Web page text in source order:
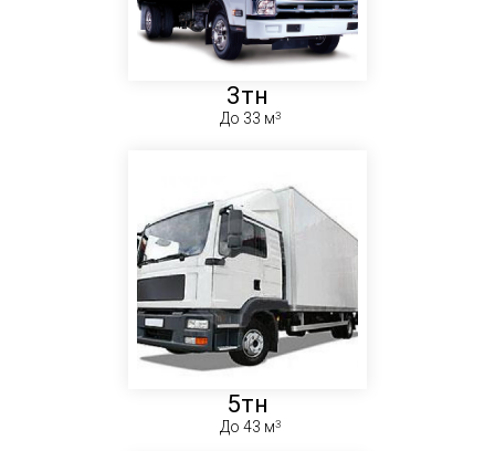
3тн
До 33 м
5тн
До 43 м